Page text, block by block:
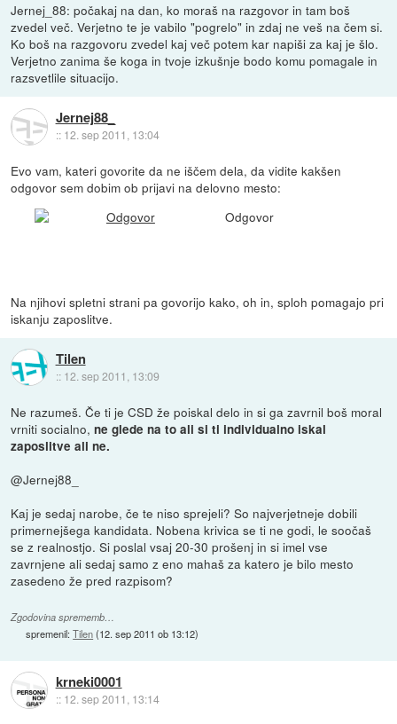
Jernej_88: počakaj na dan, ko moraš na razgovor in tam boš
zvedel več. Verjetno te je vabilo "pogrelo" in zdaj ne veš na čem si.
Ko boš na razgovoru zvedel kaj več potem kar napiši za kaj je šlo.
Verjetno zanima še koga in tvoje izkušnje bodo komu pomagale in
razsvetlile situacijo.
Jernej88_
:: 12. sep 2011, 13:04
Evo vam, kateri govorite da ne iščem dela, da vidite kakšen
odgovor sem dobim ob prijavi na delovno mesto:
Odgovor
Na njihovi spletni strani pa govorijo kako, oh in, sploh pomagajo pri
iskanju zaposlitve.
Tilen
:: 12. sep 2011, 13:09
Ne razumeš. Če ti je CSD že poiskal delo in si ga zavrnil boš moral
vrniti socialno,ne glede na to ali si ti individualno iskal
zaposlitve ali ne.
@Jernej88_
Kaj je sedaj narobe, če te niso sprejeli? So najverjetneje dobili
primernejšega kandidata. Nobena krivica se ti ne godi, le soočaš
se z realnostjo. Si poslal vsaj 20-30 prošenj in si imel vse
zavrnjene ali sedaj samo z eno mahaš za katero je bilo mesto
zasedeno že pred razpisom?
Zgodovina sprememb…
spremenil:Tilen(12. sep 2011 ob 13:12)
krneki0001
:: 12. sep 2011, 13:14